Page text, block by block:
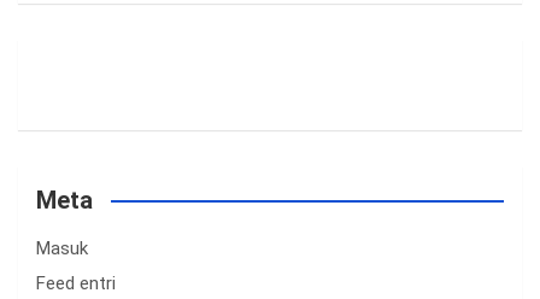
Meta
Masuk
Feed entri